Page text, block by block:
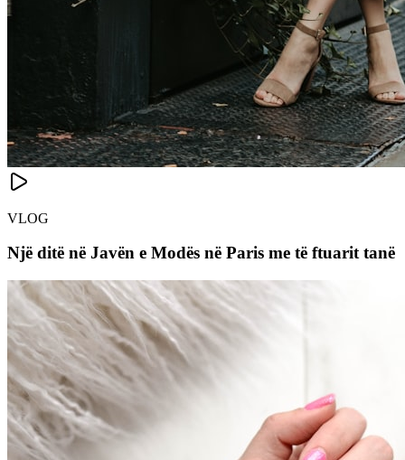
VLOG
Një ditë në Javën e Modës në Paris me të ftuarit tanë